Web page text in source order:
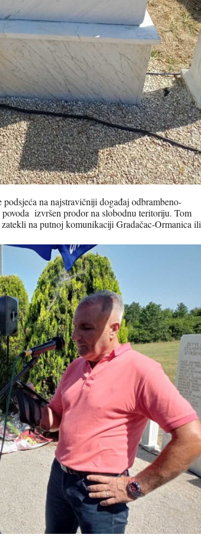
na najstravičniji događaj odbrambeno-
izvršen prodor na slobodnu teritoriju. Tom
na putnoj komunikaciji Gradačac-Ormanica ili